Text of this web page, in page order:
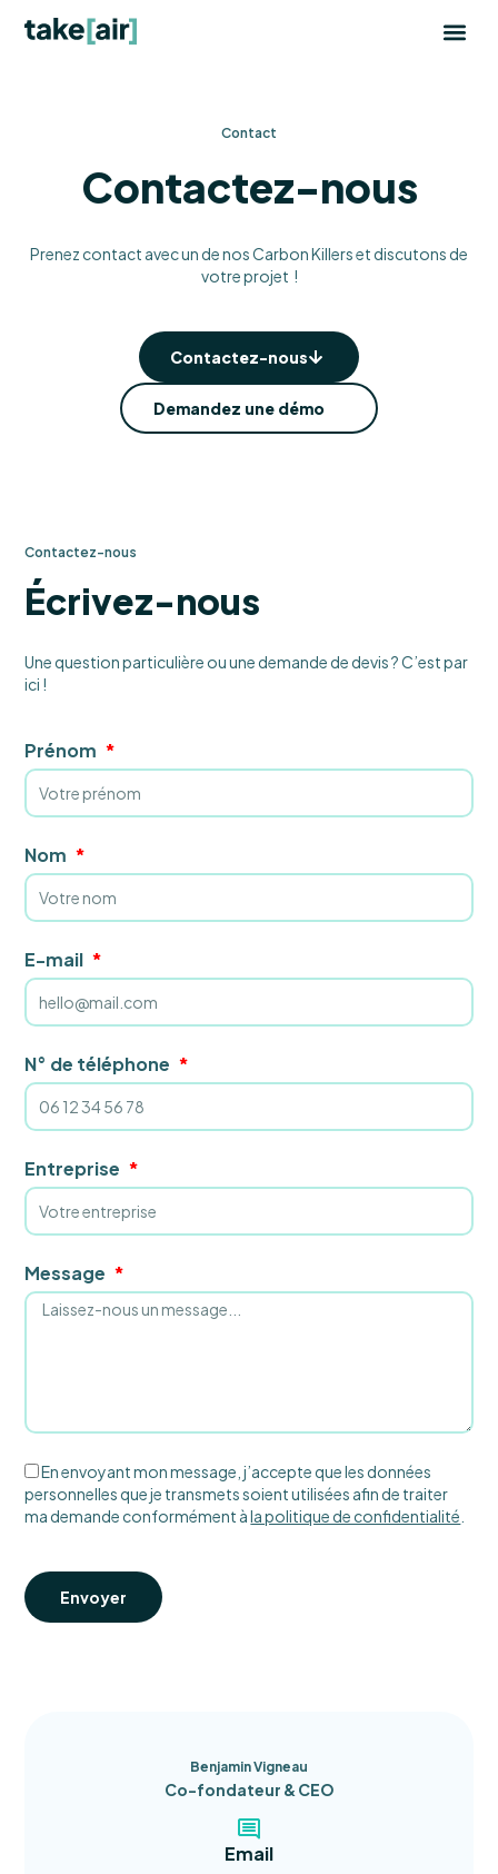
Contact
Contactez-nous
Prenez contact avec un de nos Carbon Killers et discutons de
votre projet !
Contactez-nous
Demandez une démo
Contactez-nous
Écrivez-nous
Une question particulière ou une demande de devis ? C’est par
ici !
Prénom
Nom
E-mail
N° de téléphone
Entreprise
Message
En envoyant mon message, j’accepte que les données
personnelles que je transmets soient utilisées afin de traiter
ma demande conformément àla politique de confidentialité
Envoyer
Benjamin Vigneau
Co-fondateur & CEO
Email